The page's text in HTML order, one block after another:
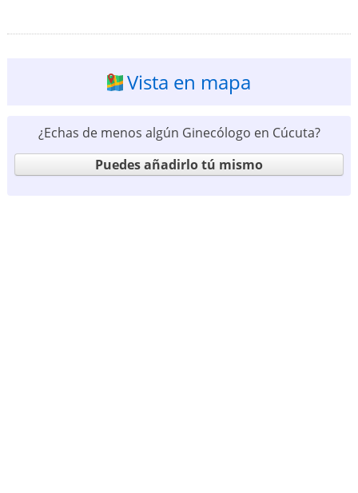
Vista en mapa
¿Echas de menos algún Ginecólogo en Cúcuta?
Puedes añadirlo tú mismo